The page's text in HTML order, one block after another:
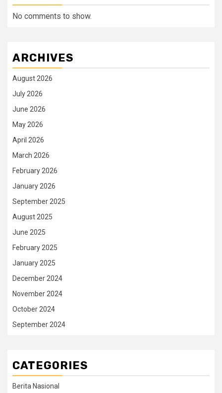
No comments to show.
ARCHIVES
August 2026
July 2026
June 2026
May 2026
April 2026
March 2026
February 2026
January 2026
September 2025
August 2025
June 2025
February 2025
January 2025
December 2024
November 2024
October 2024
September 2024
CATEGORIES
Berita Nasional